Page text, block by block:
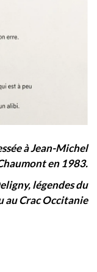
à Jean-Michel
en 1983.
légendes du
au Crac Occitanie